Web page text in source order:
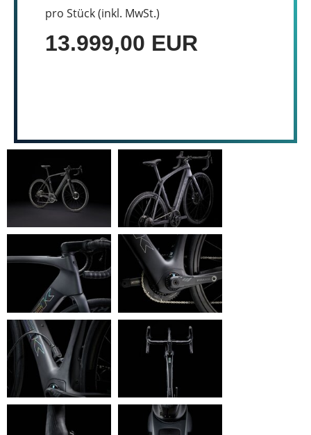
pro Stück (inkl. MwSt.)
13.999,00 EUR